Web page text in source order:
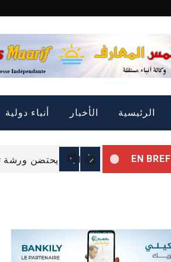
الرئيسية الأخبار أنباء دولية
EN BREF
التمييز الإيجابي:
الرئيس غزواني يتوجه
البرلمان يحتضن ورشة